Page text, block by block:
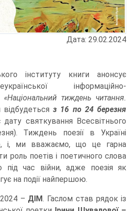
Дата: 29.02.2024
інституту книги анонсує
інформаційно-
«Національний тиждень читання.
з 16 по 24 березня
святкування Всесвітнього
Тиждень поезії в Україні
і, ми вважаємо, що це гарна
роль поетів і поетичного слова
під час війни, адже поезія як
на події найпершою.
– ДІМ. Гаслом став рядок із